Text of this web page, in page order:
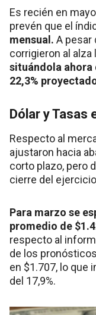
Es recién en
prevén que el
mensual. A pesar
corrigieron al alza
situándola ahora
22,3%
Dólar y Tasas
Respecto al
ajustaron hacia
corto plazo, pero
cierre del
Para marzo se
promedio de
respecto al
de los
en $1.707, lo que
del 17,9%.